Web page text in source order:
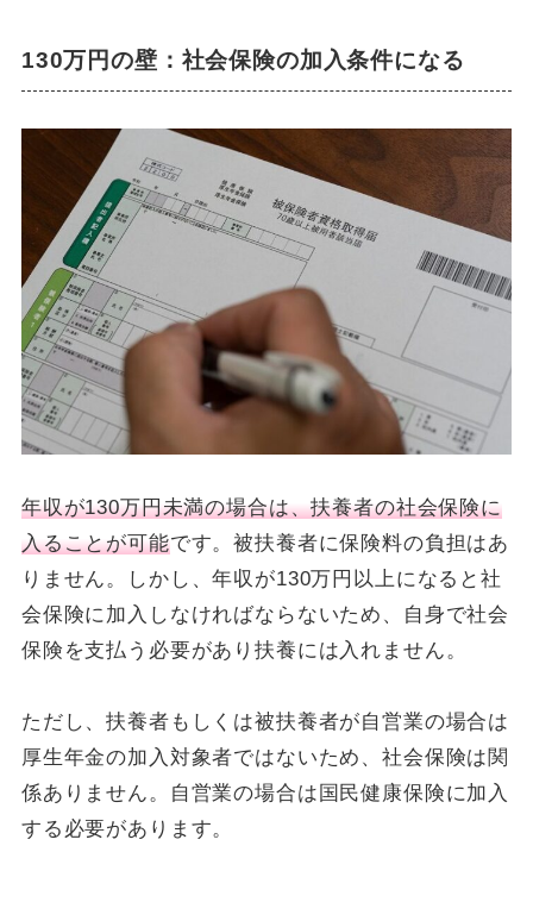
130万円の壁：社会保険の加入条件になる
年収が130万円未満の場合は、扶養者の社会保険に
入ることが可能です。被扶養者に保険料の負担はあ
りません。しかし、年収が130万円以上になると社
会保険に加入しなければならないため、自身で社会
保険を支払う必要があり扶養には入れません。
ただし、扶養者もしくは被扶養者が自営業の場合は
厚生年金の加入対象者ではないため、社会保険は関
係ありません。自営業の場合は国民健康保険に加入
する必要があります。